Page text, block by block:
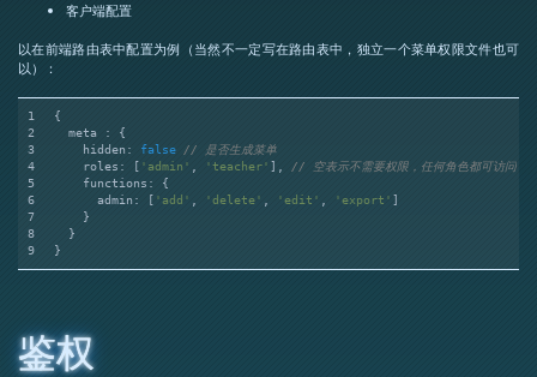
客户端配置
以在前端路由表中配置为例（当然不一定写在路由表中，独立一个菜单权限文件也可
以）：
1
2
3
4
5
6
7
8
9
{
  meta : {
hidden : false
// 是否生成菜单
roles : [ 'admin' , 'teacher' ], // 空表示不需要权限，任何角色都可访问
functions : {
admin: [ 'add' , 'delete' , 'edit' , 'export' ]
    }
  }
}
鉴权